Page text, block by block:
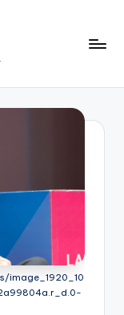
image_1920_10